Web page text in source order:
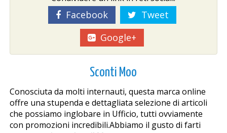
Facebook
Tweet
Google+
Sconti Moo
Conosciuta da molti internauti, questa marca online
offre una stupenda e dettagliata selezione di articoli
che possiamo inglobare in Ufficio, tutti ovviamente
con promozioni incredibili.Abbiamo il gusto di farti